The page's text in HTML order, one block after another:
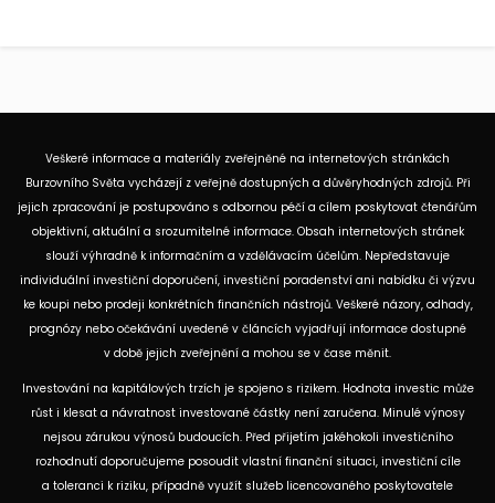
Veškeré informace a materiály zveřejněné na internetových stránkách
Burzovního Světa vycházejí z veřejně dostupných a důvěryhodných zdrojů. Při
jejich zpracování je postupováno s odbornou péčí a cílem poskytovat čtenářům
objektivní, aktuální a srozumitelné informace. Obsah internetových stránek
slouží výhradně k informačním a vzdělávacím účelům. Nepředstavuje
individuální investiční doporučení, investiční poradenství ani nabídku či výzvu
ke koupi nebo prodeji konkrétních finančních nástrojů. Veškeré názory, odhady,
prognózy nebo očekávání uvedené v článcích vyjadřují informace dostupné
v době jejich zveřejnění a mohou se v čase měnit.
Investování na kapitálových trzích je spojeno s rizikem. Hodnota investic může
růst i klesat a návratnost investované částky není zaručena. Minulé výnosy
nejsou zárukou výnosů budoucích. Před přijetím jakéhokoli investičního
rozhodnutí doporučujeme posoudit vlastní finanční situaci, investiční cíle
a toleranci k riziku, případně využít služeb licencovaného poskytovatele